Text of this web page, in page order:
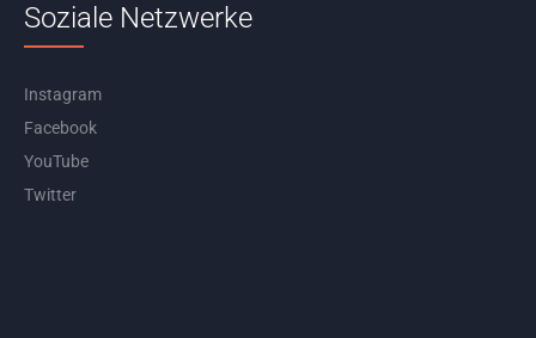
Soziale Netzwerke
Instagram
Facebook
YouTube
Twitter